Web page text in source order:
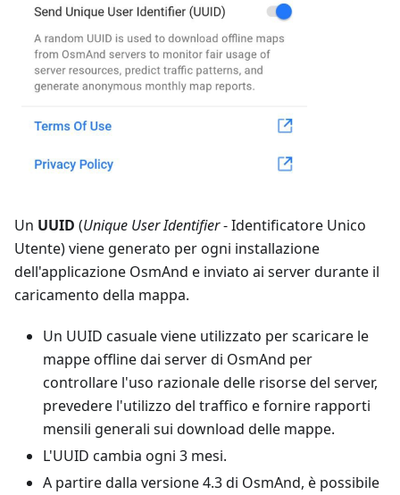
Un UUID (Unique User Identifier- Identificatore Unico
Utente) viene generato per ogni installazione
dell'applicazione OsmAnd e inviato ai server durante il
caricamento della mappa.
Un UUID casuale viene utilizzato per scaricare le
mappe offline dai server di OsmAnd per
controllare l'uso razionale delle risorse del server,
prevedere l'utilizzo del traffico e fornire rapporti
mensili generali sui download delle mappe.
L'UUID cambia ogni 3 mesi.
A partire dalla versione 4.3 di OsmAnd, è possibile